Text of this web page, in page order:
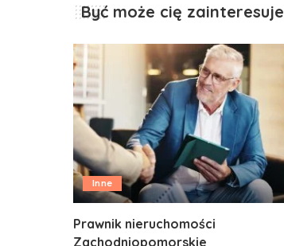
Być może cię zainteresuje
Inne
Prawnik nieruchomości
Zachodniopomorskie